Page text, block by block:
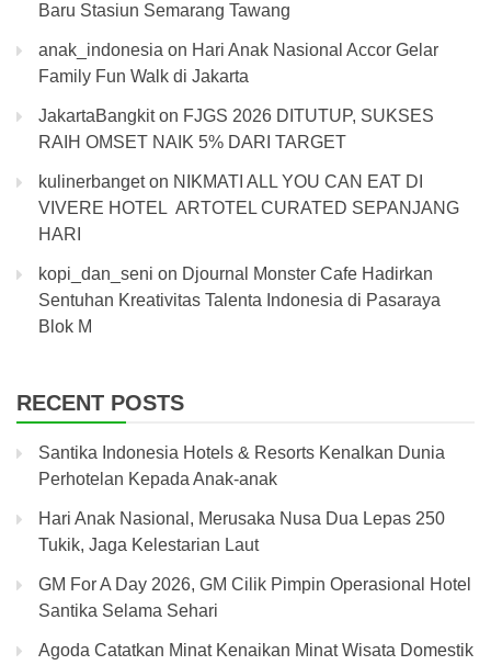
Baru Stasiun Semarang Tawang
anak_indonesia on Hari Anak Nasional Accor Gelar
Family Fun Walk di Jakarta
JakartaBangkiton FJGS 2026 DITUTUP, SUKSES
RAIH OMSET NAIK 5% DARI TARGET
kulinerbangeton NIKMATI ALL YOU CAN EAT DI
VIVERE HOTEL ARTOTEL CURATED SEPANJANG
HARI
kopi_dan_seni on Djournal Monster Cafe Hadirkan
Sentuhan Kreativitas Talenta Indonesia di Pasaraya
Blok M
RECENT POSTS
Santika Indonesia Hotels & Resorts Kenalkan Dunia
Perhotelan Kepada Anak-anak
Hari Anak Nasional, Merusaka Nusa Dua Lepas 250
Tukik, Jaga Kelestarian Laut
GM For A Day 2026, GM Cilik Pimpin Operasional Hotel
Santika Selama Sehari
Agoda Catatkan Minat Kenaikan Minat Wisata Domestik